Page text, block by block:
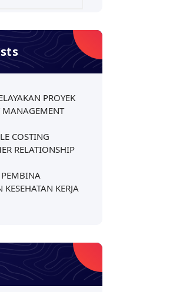
PROYEK
MANAGEMENT
COSTING
RELATIONSHIP
KERJA